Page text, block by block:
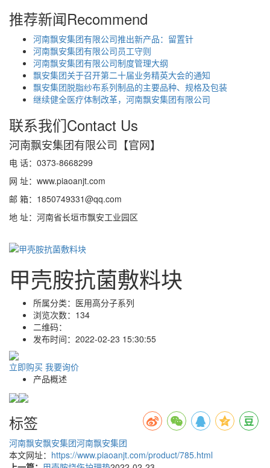
推荐新闻Recommend
河南飘安集团有限公司推出新产品：留置针
河南飘安集团有限公司员工守则
河南飘安集团有限公司制度管理大纲
飘安集团关于召开第二十届业务精英大会的通知
飘安集团脱脂纱布系列制品的主要品种、规格及包装
继续健全医疗体制改革，河南飘安集团有限公司
联系我们Contact Us
河南飘安集团有限公司【官网】
电 话：0373-8668299
网 址：www.piaoanjt.com
邮 箱：1850749331@qq.com
地 址：河南省长垣市飘安工业园区
甲壳胺抗菌敷料块
所属分类： 医用高分子系列
浏览次数： 134
二维码：
发布时间： 2022-02-23 15:30:55
立即购买 我要询价
产品概述
标签
河南飘安飘安集团河南飘安集团
本文网址： https://www.piaoanjt.com/product/785.html